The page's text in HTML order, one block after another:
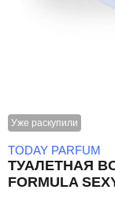
Уже раскупили
TODAY PARFUM
ТУАЛЕТНАЯ
FORMULA